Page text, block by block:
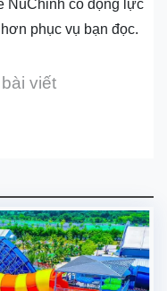
NuChinh có động lực
phục vụ bạn đọc.
viết